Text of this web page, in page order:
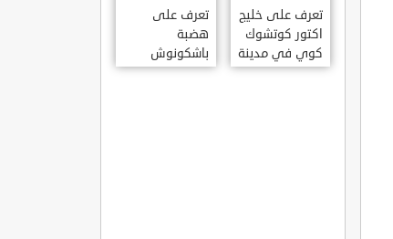
تعرف على خليج
اكتور كوتشوك
كوي في مدينة
داتشا الساحلية
تعرف على
هضبة
باشكونوش
الطبيعية في